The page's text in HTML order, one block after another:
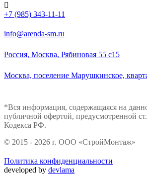
+7 (985) 343-11-11
info@arenda-sm.ru
Россия, Москва, Рябиновая 55 с15
Москва, поселение Марушкинское,
*Вся информация, содержащаяся на
публичной офертой, предусмотренной
Кодекса РФ.
© 2015 - 2026 г. ООО «СтройМонтаж»
Политика конфиденциальности
developed by devlama